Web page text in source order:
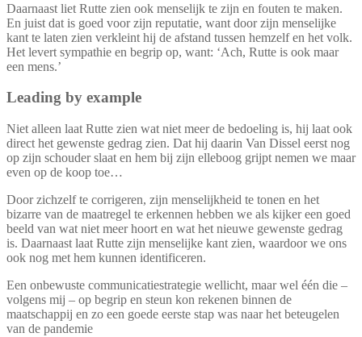
Daarnaast liet Rutte zien ook menselijk te zijn en fouten te maken.
En juist dat is goed voor zijn reputatie, want door zijn menselijke
kant te laten zien verkleint hij de afstand tussen hemzelf en het volk.
Het levert sympathie en begrip op, want: ‘Ach, Rutte is ook maar
een mens.’
Leading by example
Niet alleen laat Rutte zien wat niet meer de bedoeling is, hij laat ook
direct het gewenste gedrag zien. Dat hij daarin Van Dissel eerst nog
op zijn schouder slaat en hem bij zijn elleboog grijpt nemen we maar
even op de koop toe…
Door zichzelf te corrigeren, zijn menselijkheid te tonen en het
bizarre van de maatregel te erkennen hebben we als kijker een goed
beeld van wat niet meer hoort en wat het nieuwe gewenste gedrag
is. Daarnaast laat Rutte zijn menselijke kant zien, waardoor we ons
ook nog met hem kunnen identificeren.
Een onbewuste communicatiestrategie wellicht, maar wel één die –
volgens mij – op begrip en steun kon rekenen binnen de
maatschappij en zo een goede eerste stap was naar het beteugelen
van de pandemie